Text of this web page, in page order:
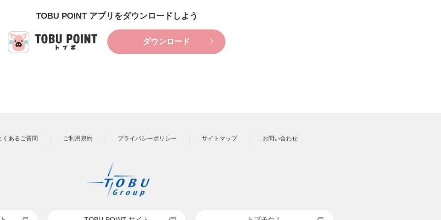
TOBU POINT アプリをダウンロードしよう
ダウンロード
くあるご質問 ご利用規約 プライバシーポリシー サイトマップ お問い合わせ